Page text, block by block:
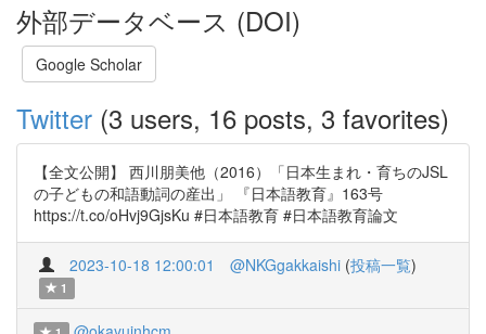
外部データベース (DOI)
Google Scholar
Twitter (3 users, 16 posts, 3 favorites)
【全文公開】 西川朋美他（2016）「日本生まれ・育ちのJSL
の子どもの和語動詞の産出」 『日本語教育』163号
https://t.co/oHvj9GjsKu #日本語教育 #日本語教育論文
2023-10-18 12:00:01 @NKGgakkaishi (投稿一覧)
1